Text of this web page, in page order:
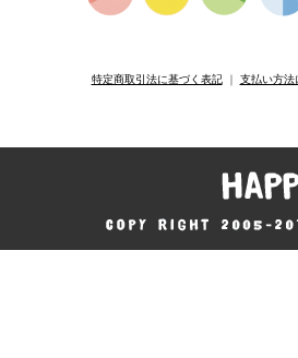
特定商取引法に基づく表記｜ 支払い方法